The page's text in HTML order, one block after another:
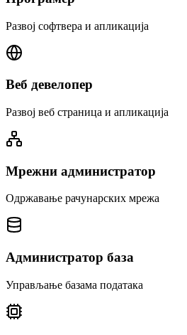
Развој софтвера и апликација
Веб девелопер
Развој веб страница и апликација
Мрежни администратор
Одржавање рачунарских мрежа
Администратор база
Управљање базама података